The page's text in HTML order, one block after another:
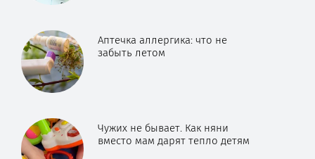
Аптечка аллергика: что не
забыть летом
Чужих не бывает. Как няни
вместо мам дарят тепло детям